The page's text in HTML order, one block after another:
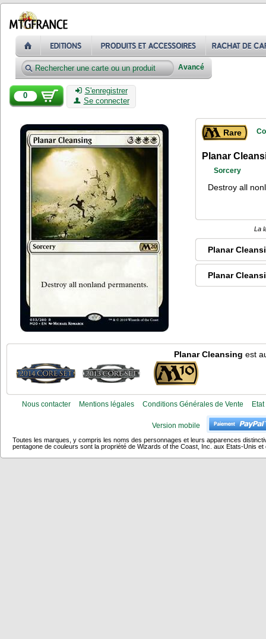
Avancé
0
S'enregistrer
Se connecter
Rare
Planar
Sorcery
Destroy all
La
Planar
Planar
Planar Cleansing est
Nous contacter Mentions légales Conditions Générales de Vente
Version mobile
Toutes les marques, y compris les noms des personnages et leurs apparences
pentagone de couleurs sont la propriété de Wizards of the Coast, Inc. aux Etats-Unis